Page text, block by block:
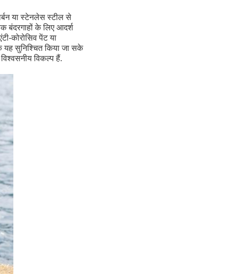
या स्टेनलेस स्टील से
बंदरगाहों के लिए आदर्श
कोरोसिव पेंट या
यह सुनिश्चित किया जा सके
विकल्प हैं.